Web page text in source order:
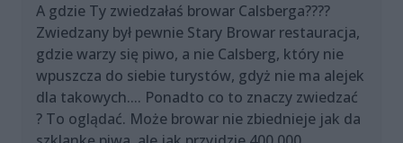
A gdzie Ty zwiedzałaś browar Calsberga????
Zwiedzany był pewnie Stary Browar restauracja,
gdzie warzy się piwo, a nie Calsberg, który nie
wpuszcza do siebie turystów, gdyż nie ma alejek
dla takowych.... Ponadto co to znaczy zwiedzać
? To oglądać. Może browar nie zbiednieje jak da